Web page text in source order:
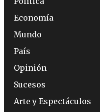
Economía
Mundo
País
Opinión
Sucesos
Arte y Espectáculos